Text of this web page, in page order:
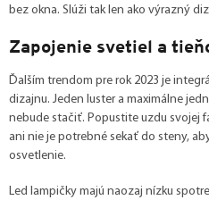
bez okna. Slúži tak len ako výrazný
Zapojenie svetiel a
Ďalším trendom pre rok 2023 je
dizajnu. Jeden luster a maximálne
nebude stačiť. Popustite uzdu svojej
ani nie je potrebné sekať do steny,
osvetlenie.
Led lampičky majú naozaj nízku